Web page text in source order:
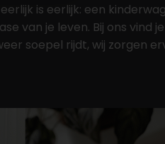
is eerlijk: een
van je leven. Bij ons vind
soepel rijdt, wij zorgen